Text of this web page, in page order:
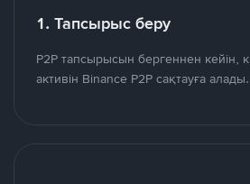
1. Тапсырыс беру
P2P тапсырысын бергеннен кейін,
активін Binance P2P сақтауға алады.